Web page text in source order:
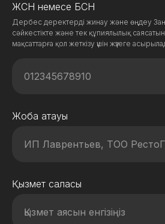
ЖСН немесе БСН
Дербес деректерді жинау және өңдеу
сәйкестікте және тек құпиялылық
мақсаттарға қол жеткізу үшін жүзеге
Жоба атауы
Қызмет саласы